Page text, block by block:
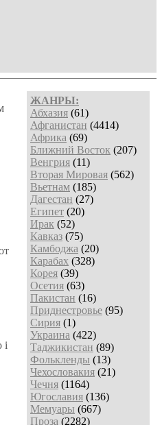
ЖАНРЫ:
Абхазия (61)
Афганистан (4414)
Африка (69)
Ближний Восток (207)
Венгрия (11)
Вторая Мировая (562)
Вьетнам (185)
Дагестан (27)
Египет (20)
Ирак (52)
Кавказ (75)
Камбоджа (20)
Карабах (328)
Корея (39)
Осетия (63)
Пакистан (16)
Приднестровье (95)
Сирия (1)
Украина (422)
Таджикистан (89)
Фолькленды (13)
Чехословакия (21)
Чечня (1164)
Югославия (136)
Мемуары (667)
Проза (2282)
i